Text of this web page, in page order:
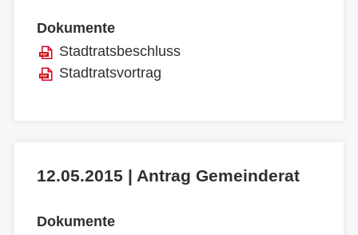
Dokumente
Stadtratsbeschluss
Stadtratsvortrag
12.05.2015 | Antrag Gemeinderat
Dokumente